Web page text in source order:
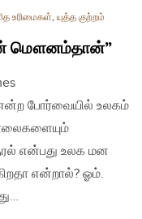
உரிமைகள், யுத்த குற்றம்
மௌனம்தான்”
போர்வையில் உலகம்
என்பது உலக மன
என்றால்? ஓம்.